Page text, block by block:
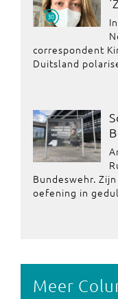
correspondent
Duitsland
Bundeswehr.
oefening in
Meer